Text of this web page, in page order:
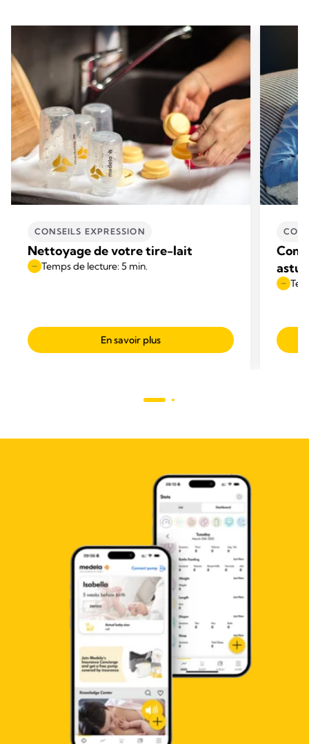
CONSEILS EXPRESSION
Nettoyage de votre tire-lait
Temps de lecture: 5 min.
En savoir plus